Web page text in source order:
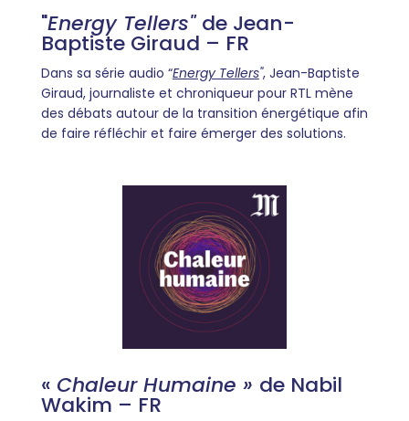
"Energy Tellers"de Jean-
Baptiste Giraud – FR
Dans sa série audio “Energy Tellers", Jean-Baptiste
Giraud, journaliste et chroniqueur pour RTL mène
des débats autour de la transition énergétique afin
de faire réfléchir et faire émerger des solutions.
« Chaleur Humaine » de Nabil
Wakim – FR